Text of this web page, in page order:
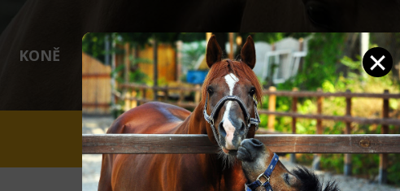
KONĚ JEZDCI STÁJ A OHRADA SLEVY